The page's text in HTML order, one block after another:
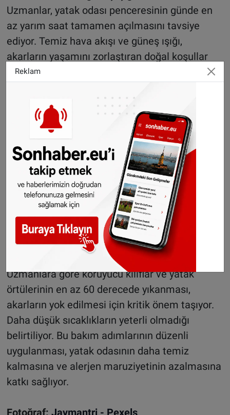
Uzmanlar, yatak odası penceresinin günde en
az yarım saat tamamen açılmasını tavsiye
ediyor. Temiz hava akışı ve güneş ışığı,
akarların yaşamını zorlaştıran doğal koşullar
oluşturuyor. Düzenli havalandırma sayesinde
ve akar popülasyonu azalıyor.
Ek hijyen önlemleri öneriliyor
Havanın kuru olduğu günlerde yorganın dışarı
asılması faydalı bulunuyor. Özellikle çok soğuk
hava koşullarında akarlar ve yumurtaları kısa
sürede etkisiz hale gelebiliyor. Ayrıca yatak ve
yastıkların alez gibi koruyucu kılıflarla
kaplanması, hem hijyen hem de temizlik
açısından ek koruma sağlıyor.
Yüksek sıcaklıkta yıkama şart
Uzmanlara göre koruyucu kılıflar ve yatak
örtülerinin en az 60 derecede yıkanması,
akarların yok edilmesi için kritik önem taşıyor.
Daha düşük sıcaklıkların yeterli olmadığı
belirtiliyor. Bu bakım adımlarının düzenli
uygulanması, yatak odasının daha temiz
kalmasına ve alerjen maruziyetinin azalmasına
katkı sağlıyor.
Fotoğraf: Jaymantri - Pexels
Reklam